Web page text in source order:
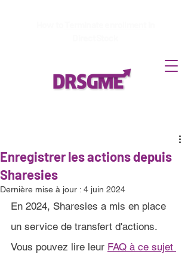
Enregistrer les actions depuis
Sharesies
Dernière mise à jour : 4 juin 2024
En 2024, Sharesies a mis en place
un service de transfert d'actions.
Vous pouvez lire leur FAQ à ce sujet